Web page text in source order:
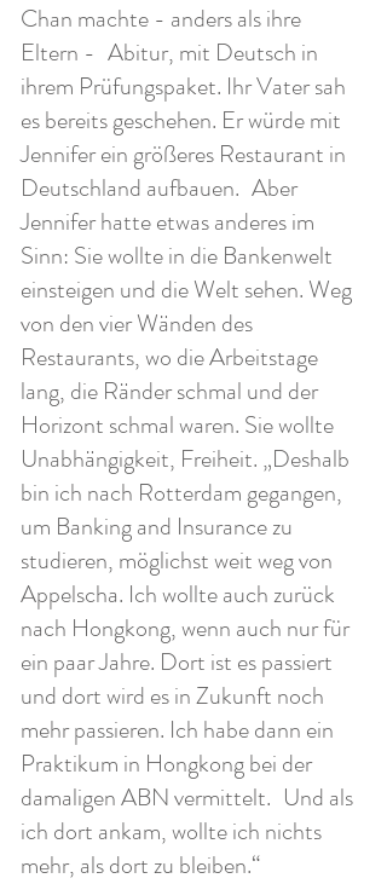
Chan machte - anders als ihre
Eltern - Abitur, mit Deutsch in
ihrem Prüfungspaket. Ihr Vater sah
es bereits geschehen. Er würde mit
Jennifer ein größeres Restaurant in
Deutschland aufbauen. Aber
Jennifer hatte etwas anderes im
Sinn: Sie wollte in die Bankenwelt
einsteigen und die Welt sehen. Weg
von den vier Wänden des
Restaurants, wo die Arbeitstage
lang, die Ränder schmal und der
Horizont schmal waren. Sie wollte
Unabhängigkeit, Freiheit. „Deshalb
bin ich nach Rotterdam gegangen,
um Banking and Insurance zu
studieren, möglichst weit weg von
Appelscha. Ich wollte auch zurück
nach Hongkong, wenn auch nur für
ein paar Jahre. Dort ist es passiert
und dort wird es in Zukunft noch
mehr passieren. Ich habe dann ein
Praktikum in Hongkong bei der
damaligen ABN vermittelt. Und als
ich dort ankam, wollte ich nichts
mehr, als dort zu bleiben.“